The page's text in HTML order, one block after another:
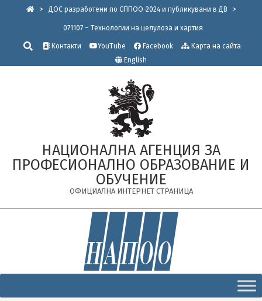
> ДОС разработени по СППОО-2024 и публикувани в ДВ >
071107 – Технологии на целулоза и хартия
Търсене
Контакти YouTube Facebook
Карта на сайта
English
НАЦИОНАЛНА АГЕНЦИЯ ЗА
ПРОФЕСИОНАЛНО ОБРАЗОВАНИЕ И
ОБУЧЕНИЕ
ОФИЦИАЛНА ИНТЕРНЕТ СТРАНИЦА
Navigation